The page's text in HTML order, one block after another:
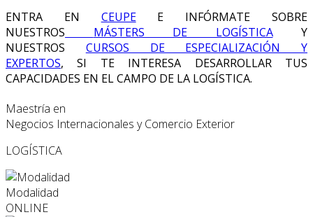
ENTRA EN CEUPEE INFÓRMATE SOBRE
NUESTROS
MÁSTERS DE LOGÍSTICAY
NUESTROS CURSOS DE ESPECIALIZACIÓN Y
EXPERTOS, SI TE INTERESA DESARROLLAR TUS
CAPACIDADES EN EL CAMPO DE LA LOGÍSTICA.
Maestría en
Negocios Internacionales y Comercio Exterior
LOGÍSTICA
Modalidad
ONLINE